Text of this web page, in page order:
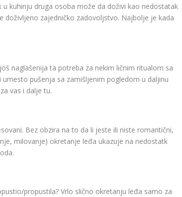
kuhinju druga osoba može da doživi kao nedostatak
zajedničko zadovoljstvo. Najbolje je kada
naglašenija ta potreba za nekim ličnim ritualom sa
pušenja sa zamišljenim pogledom u daljinu
vas i dalje tu.
Bez obzira na to da li jeste ili niste romantični,
milovanje) okretanje leđa ukazuje na nedostatk
propustila? Vrlo slično okretanju leđa samo za